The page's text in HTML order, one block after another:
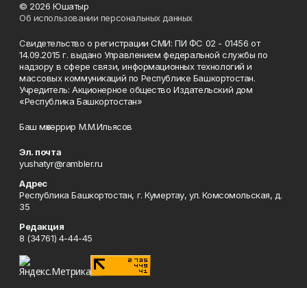
© 2026 Юшатыр
Об использовании персональных данных
Свидетельство о регистрации СМИ: ПИ ФС 02 - 01456 от
14.09.2015 г. выдано Управлением федеральной службы по
надзору в сфере связи, информационных технологий и
массовых коммуникаций по Республике Башкортостан.
Учредитель: Акционерное общество Издательский дом
«Республика Башкортостан»
Баш мөхәррир М.М.Ильясов
Эл. почта
yushatyr@rambler.ru
Адрес
Республика Башкортостан, г. Кумертау, ул. Комсомольская, д.
35
Редакция
8 (34761) 4-44-45